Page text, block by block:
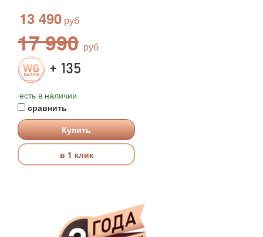
13 490
17 990
+ 135
есть в наличии
сравнить
Купить
в 1 клик